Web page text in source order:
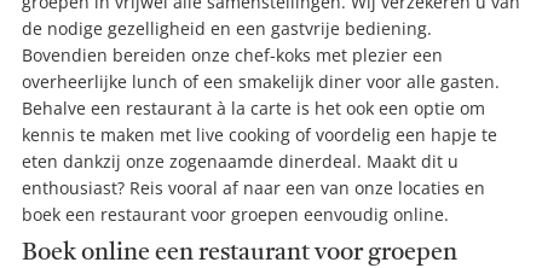
de nodige gezelligheid en een gastvrije bediening.
Bovendien bereiden onze chef-koks met plezier een
overheerlijke lunch of een smakelijk diner voor alle gasten.
Behalve een restaurant à la carte is het ook een optie om
kennis te maken met live cooking of voordelig een hapje te
eten dankzij onze zogenaamde dinerdeal. Maakt dit u
enthousiast? Reis vooral af naar een van onze locaties en
boek een restaurant voor groepen eenvoudig online.
Boek online een restaurant voor groepen